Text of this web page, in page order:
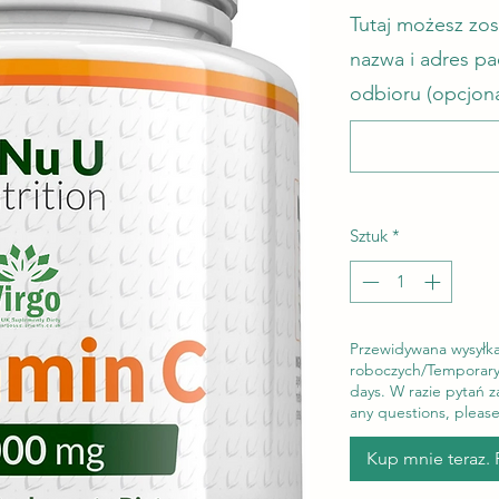
Tutaj możesz
nazwa i adres
odbioru
Sztuk *
Przewidywana
roboczych/
days. W razie pytań
any questions,
Kup mnie teraz.